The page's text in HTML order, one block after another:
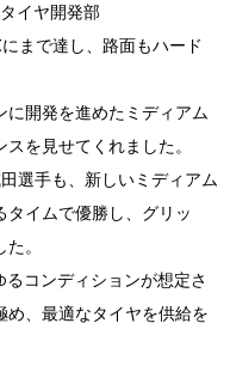
イヤ開発部
まで達し、路面もハード
に開発を進めたミディアム
を見せてくれました。
選手も、新しいミディアム
イムで優勝し、グリッ
。
コンディションが想定さ
め、最適なタイヤを供給を